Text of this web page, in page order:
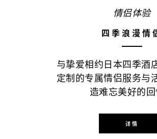
情侣体验
四季浪漫情
与挚爱相约日本四季酒
定制的专属情侣服务与
造难忘美好的回
详情